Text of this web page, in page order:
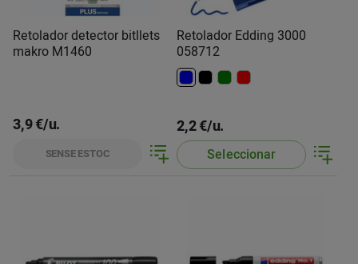
Retolador detector bitllets
makro M1460
3,9 €/u.
SENSE ESTOC
Retolador Edding 3000
058712
2,2 €/u.
Seleccionar